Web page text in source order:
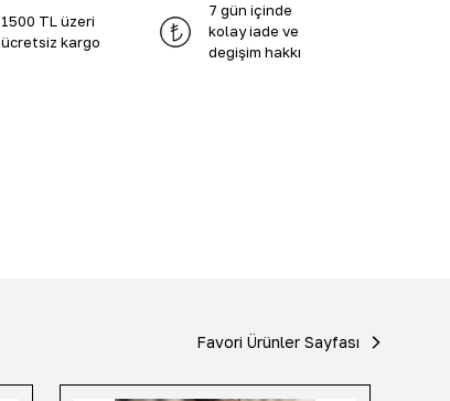
1500 TL üzeri
ücretsiz kargo
7 gün içinde
kolay iade ve
değişim hakkı
Favori Ürünler Sayfası